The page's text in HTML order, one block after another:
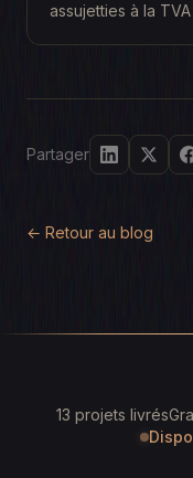
assujetties à la
Partager
← Retour au blog
13 projets livrés